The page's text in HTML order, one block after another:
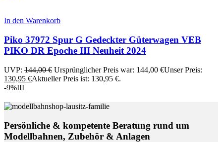
In den Warenkorb
Piko 37972 Spur G Gedeckter Güterwagen VEB
PIKO DR Epoche III Neuheit 2024
UVP: 144,00€ Ursprünglicher Preis war: 144,00 €Unser Preis:
130,95 €Aktueller Preis ist: 130,95 €.
-9%III
Persönliche & kompetente Beratung rund um
Modellbahnen, Zubehör & Anlagen